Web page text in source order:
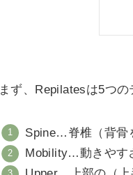
まず、Repilatesは5つの
Spine…脊椎（背骨
Mobility…動きやす